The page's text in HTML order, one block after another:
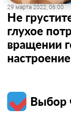
29 марта 2022, 06:00
Не
глухое
вращении
настроение
Выбор